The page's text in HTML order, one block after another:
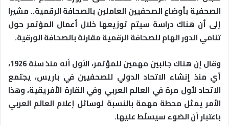
الصحفية بأوضاع الصحفيين العاملين بالصحافة الرقمية.. مشيرا
إلى أن هناك دراسة سيتم توزيعها خلال أعمال المؤتمر حول
تنامي الدور الهام للصحافة الرقمية مقارنة بالصحافة الورقية.
وقال إن هناك جانبين مهمين للمؤتمر، الأول أنه منذ سنة 1926،
أي منذ إنشاء الاتحاد الدولي للصحفيين في باريس، يجتمع
الاتحاد لأول مرة في العالم العربي وفي القارة الأفريقية، وهذا
الأمر يمثل محطة مهمة بالنسبة لوسائل إعلام العالم العربي
باعتبار أن الضوء سيسلّط عليها.